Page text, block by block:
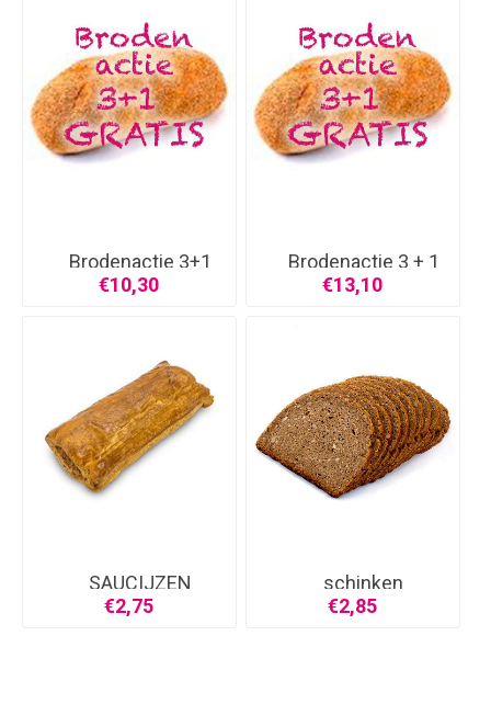
Brodenactie 3+1
grat
€10,30
Brodenactie 3 + 1
gr
€13,10
SAUCIJZEN
BROODJE
€2,75
schinken
€2,85